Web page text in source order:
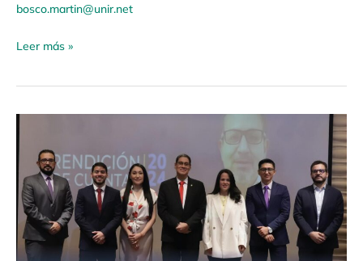
bosco.martin@unir.net
Leer más »
Prensa
N.º
009
2025
Rendición